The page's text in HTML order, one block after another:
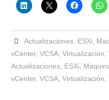
Actualizaciones, ESXi
vCenter,VCSA ,Virtualización ,
Actualizaciones ESXi
vCenter,VCSA ,Virtualización ,